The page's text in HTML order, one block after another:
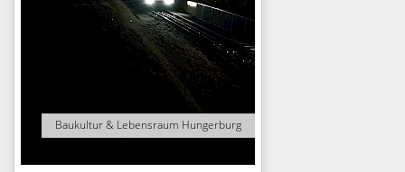
Baukultur & Lebensraum Hungerburg